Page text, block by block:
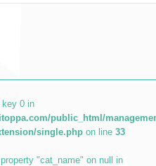
key 0 in
public_html/
single.php on line33
"cat_name" on null in